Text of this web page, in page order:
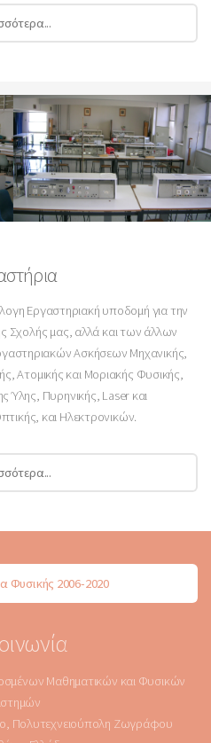
Εργαστηριακή υποδομή για την
Σχολής μας, αλλά και των άλλων
Ασκήσεων Μηχανικής,
Ατομικής και Μοριακής Φυσικής,
Ύλης, Πυρηνικής, Laser και
και Ηλεκτρονικών.
Φυσικής 2006-2020
Μαθηματικών και Φυσικών
Πολυτεχνειούπολη Ζωγράφου